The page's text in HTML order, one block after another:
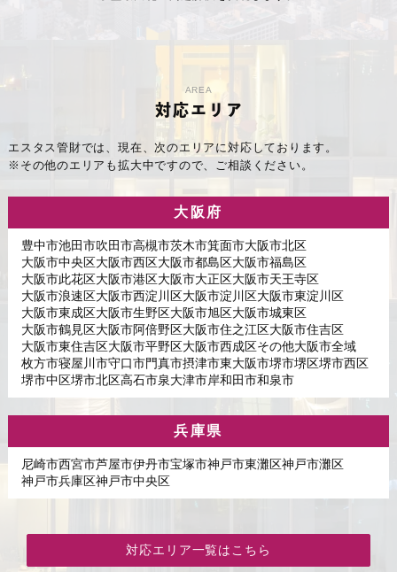
AREA
対応エリア
エスタス管財では、現在、次のエリアに対応しております。
※その他のエリアも拡大中ですので、ご相談ください。
大阪府
豊中市池田市吹田市高槻市茨木市箕面市大阪市北区
大阪市中央区大阪市西区大阪市都島区大阪市福島区
大阪市此花区大阪市港区大阪市大正区大阪市天王寺区
大阪市浪速区大阪市西淀川区大阪市淀川区大阪市東淀川区
大阪市東成区大阪市生野区大阪市旭区大阪市城東区
大阪市鶴見区大阪市阿倍野区大阪市住之江区大阪市住吉区
大阪市東住吉区大阪市平野区大阪市西成区その他大阪市全域
枚方市寝屋川市守口市門真市摂津市東大阪市堺市堺区堺市西区
堺市中区堺市北区高石市泉大津市岸和田市和泉市
兵庫県
尼崎市西宮市芦屋市伊丹市宝塚市神戸市東灘区神戸市灘区
神戸市兵庫区神戸市中央区
対応エリア一覧はこちら